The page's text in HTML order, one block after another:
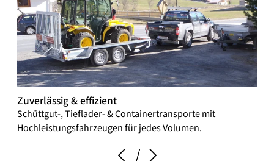
Zuverlässig & effizient
Schüttgut-, Tieflader- & Containertransporte mit
Hochleistungsfahrzeugen für jedes Volumen.